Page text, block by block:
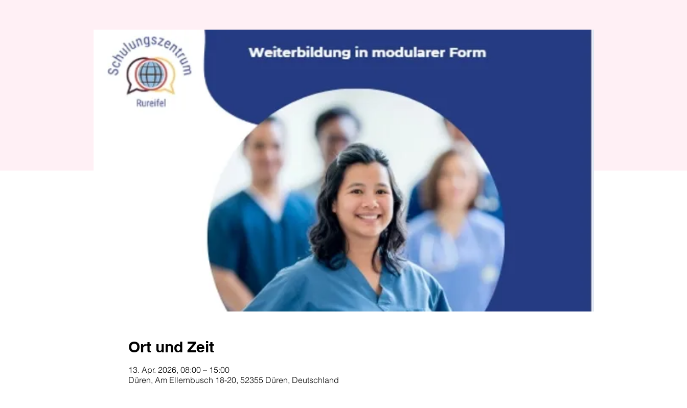
Ort und Zeit
13. Apr. 2026, 08:00 – 15:00
Düren, Am Ellernbusch 18-20, 52355 Düren, Deutschland